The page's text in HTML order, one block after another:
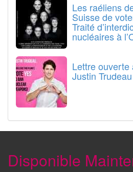
Les raéliens
Suisse de
Traité
nucléaires à
Lettre ouverte
Justin Trudeau
Disponible